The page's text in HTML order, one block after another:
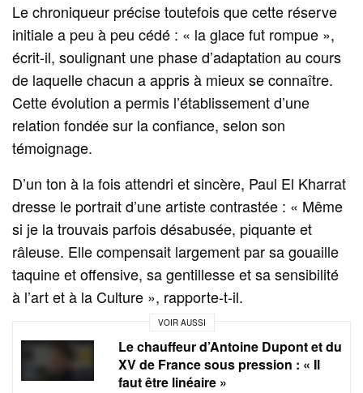
Le chroniqueur précise toutefois que cette réserve
initiale a peu à peu cédé : « la glace fut rompue »,
écrit-il, soulignant une phase d’adaptation au cours
de laquelle chacun a appris à mieux se connaître.
Cette évolution a permis l’établissement d’une
relation fondée sur la confiance, selon son
témoignage.
D’un ton à la fois attendri et sincère, Paul El Kharrat
dresse le portrait d’une artiste contrastée : « Même
si je la trouvais parfois désabusée, piquante et
râleuse. Elle compensait largement par sa gouaille
taquine et offensive, sa gentillesse et sa sensibilité
à l’art et à la Culture », rapporte-t-il.
VOIR AUSSI
Le chauffeur d’Antoine Dupont et du
XV de France sous pression : « Il
faut être linéaire »